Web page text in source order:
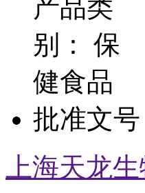
产品类
别： 保
健食品
批准文号
上海天龙